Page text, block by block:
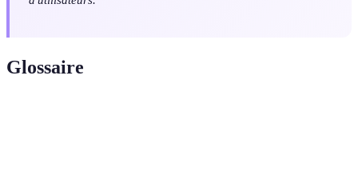
Glossaire